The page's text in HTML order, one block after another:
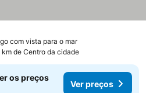
com vista para o mar
km de Centro da cidade
os preços
Ver preços